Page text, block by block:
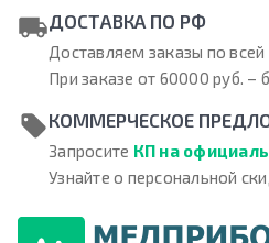
ДОСТАВКА ПО РФ
Доставляем заказы по всей
При заказе от 60000 руб. –
КОММЕРЧЕСКОЕ
Запросите КП на
Узнайте о персональной